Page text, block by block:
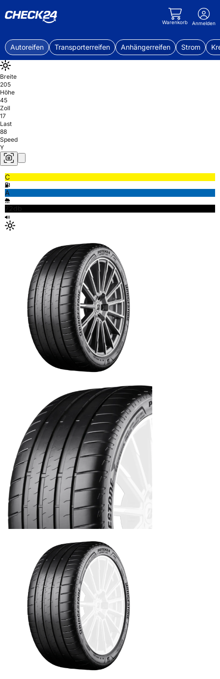
Warenkorb Anmelden
Autoreifen Transporterreifen Anhängerreifen Strom
Breite
205
Höhe
45
Zoll
17
Last
88
Speed
Y
C
A
72db